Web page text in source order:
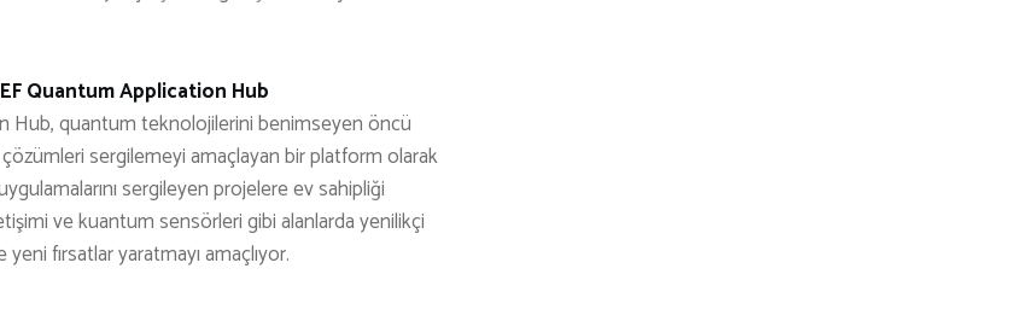
Quantum Application Hub
Hub, quantum teknolojilerini benimseyen öncü
sergilemeyi amaçlayan bir platform olarak
sergileyen projelere ev sahipliği
ve kuantum sensörleri gibi alanlarda yenilikçi
fırsatlar yaratmayı amaçlıyor.